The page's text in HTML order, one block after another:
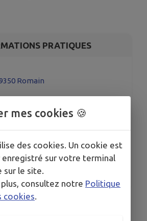
PRATIQUES
Romain
9 juil.
de Romain (39350)
mes cookies 🍪
des cookies. Un cookie est
sur votre terminal
sur le site.
consultez notre Politique
cookies.